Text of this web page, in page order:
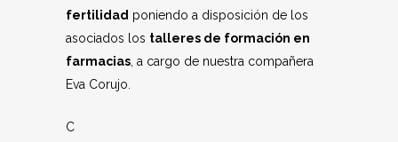
fertilidad poniendo a disposición de los
asociados los talleres de formación en
farmacias , a cargo de nuestra compañera
Eva Corujo.
C